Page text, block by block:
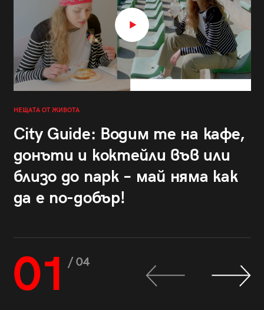
НЕЩАТА ОТ ЖИВОТА
City Guide: Водим те на кафе,
донъти и коктейли във или
близо до парк – май няма как
да е по-добър!
01 / 04